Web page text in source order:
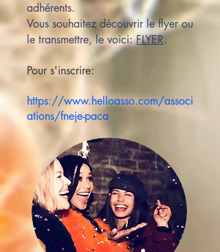
adhérents.
Vous souhaitez découvrir le flyer ou
le transmettre, le voici:FLYER.
Pour s'inscrire:
https://www.helloasso.com/associ
ations/fneje-paca